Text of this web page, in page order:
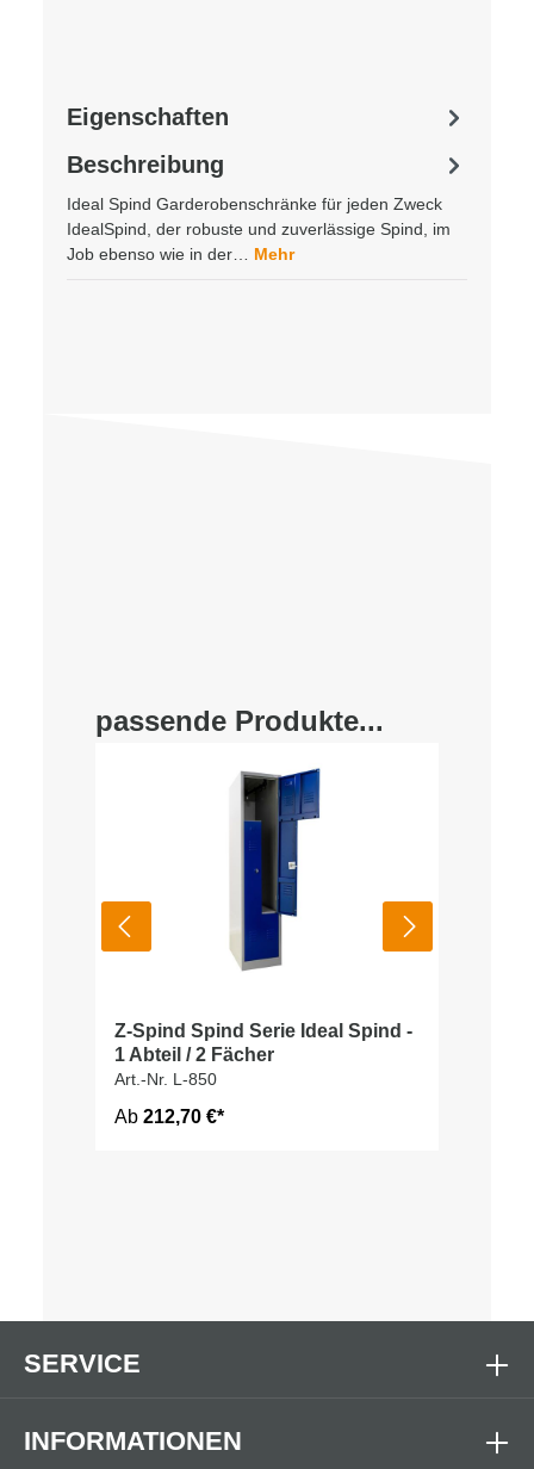
Beschreibung
Ideal Spind Garderobenschränke für jeden Zweck
IdealSpind, der robuste und zuverlässige Spind, im
Job ebenso wie in der… Mehr
Eigenschaften
passende Produkte...
Z-Spind Spind Serie Ideal Spind -
1 Abteil / 2 Fächer
Art.-Nr. L-850
Ab 212,70 €*
SERVICE
INFORMATIONEN